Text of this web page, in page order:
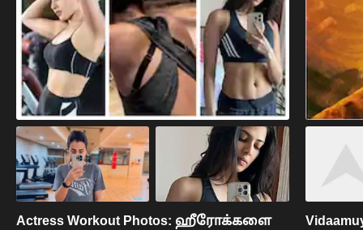
Actress Workout Photos: ஹீரோக்களை